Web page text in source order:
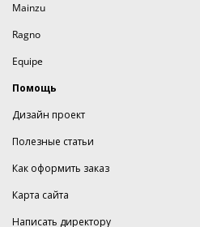
Mainzu
Ragno
Equipe
Помощь
Дизайн проект
Полезные статьи
Как оформить заказ
Карта сайта
Написать директору